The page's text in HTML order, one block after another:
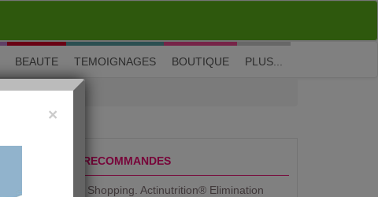
M'inscrire| Me connecter| ? Visite guidée
BEAUTE TEMOIGNAGES BOUTIQUE PLUS...
PRODUITS RECOMMANDES
Aujourdhui Shopping. Actinutrition® Elimination
×